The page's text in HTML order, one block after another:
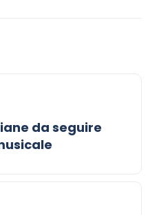
da seguire